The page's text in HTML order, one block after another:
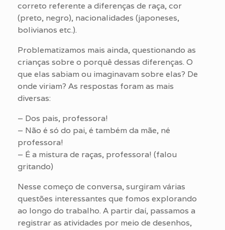
correto referente a diferenças de raça, cor
(preto, negro), nacionalidades (japoneses,
bolivianos etc.).
Problematizamos mais ainda, questionando as
crianças sobre o porquê dessas diferenças. O
que elas sabiam ou imaginavam sobre elas? De
onde viriam? As respostas foram as mais
diversas:
– Dos pais, professora!
– Não é só do pai, é também da mãe, né
professora!
– É a mistura de raças, professora! (falou
gritando)
Nesse começo de conversa, surgiram várias
questões interessantes que fomos explorando
ao longo do trabalho. A partir daí, passamos a
registrar as atividades por meio de desenhos,